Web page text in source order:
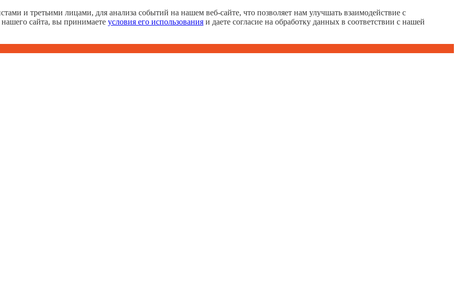
и третьими лицами, для анализа событий на нашем веб-сайте, что позволяет нам улучшать взаимодействие с
сайта, вы принимаете условия его использования и даете согласие на обработку данных в соответствии с нашей